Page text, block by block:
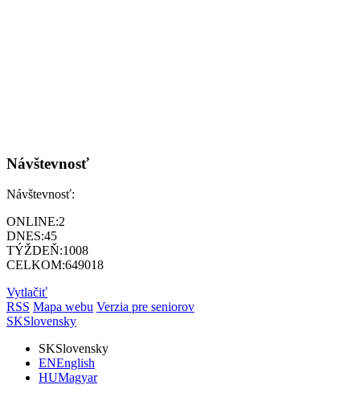
Návštevnosť
Návštevnosť:
ONLINE:2
DNES:45
TÝŽDEŇ:1008
CELKOM:649018
Vytlačiť
RSS Mapa webu Verzia pre seniorov
SKSlovensky
SKSlovensky
ENEnglish
HUMagyar